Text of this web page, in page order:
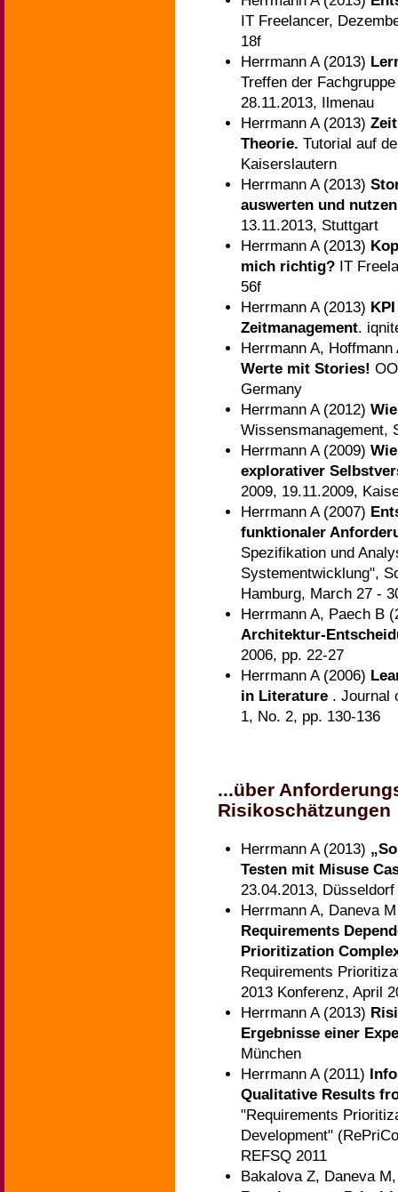
IT Freelancer,
18f
Herrmann A (2013)
Treffen der
28.11.2013, Ilmenau
Herrmann A (2013)
Theorie. Tutorial auf
Kaiserslautern
Herrmann A (2013)
auswerten und
13.11.2013, Stuttgart
Herrmann A (2013)
mich richtig? IT
56f
Herrmann A (2013)
Zeitmanagement.
Herrmann A,
Werte mit Stories!
Germany
Herrmann A (2012)
Wissensmanagement,
Herrmann A (2009)
explorativer
2009, 19.11.2009,
Herrmann A (2007)
funktionaler
Spezifikation und
Systementwicklung",
Hamburg, March 27 -
Herrmann A, Paech B
Architektur-
2006, pp. 22-27
Herrmann A (2006)
in Literature . Journal
1, No. 2, pp. 130-136
...über
Risikoschätzungen
Herrmann A (2013)
Testen mit Misuse
23.04.2013, Düsseldorf
Herrmann A, Daneva
Requirements
Prioritization
Requirements
2013 Konferenz, April
Herrmann A (2013)
Ergebnisse einer
München
Herrmann A (2011)
Qualitative Results
"Requirements
Development"
REFSQ 2011
Bakalova Z, Daneva